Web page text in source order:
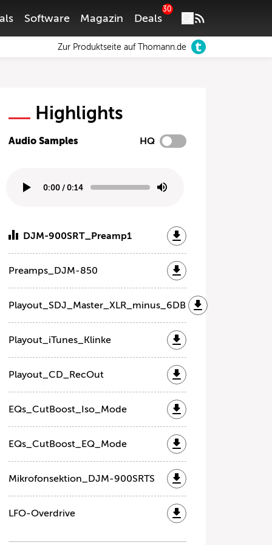
Software Magazin Deals
30
Zur Produktseite auf Thomann.de
Highlights
Audio Samples HQ
0:00 / 0:14
DJM-900SRT_Preamp1
Preamps_DJM-850
Playout_SDJ_Master_XLR_minus_6DB
Playout_iTunes_Klinke
Playout_CD_RecOut
EQs_CutBoost_Iso_Mode
EQs_CutBoost_EQ_Mode
Mikrofonsektion_DJM-900SRTS
LFO-Overdrive